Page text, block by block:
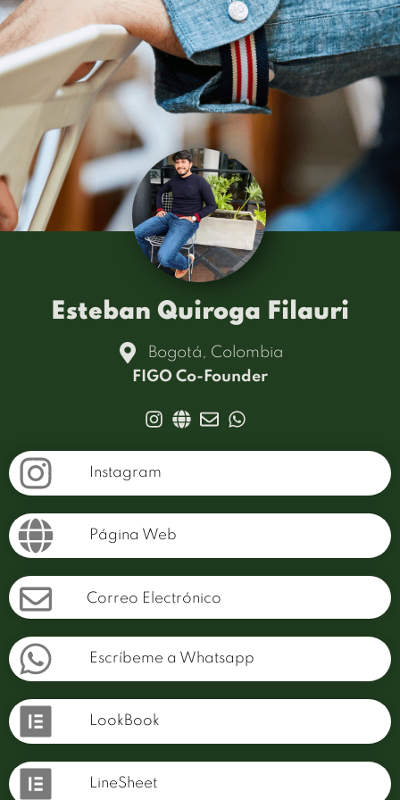
Esteban Quiroga Filauri
Bogotá, Colombia
FIGO Co-Founder
Instagram
Página Web
Correo Electrónico
Escríbeme a Whatsapp
LookBook
LineSheet